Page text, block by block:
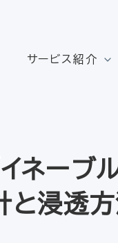
サービス紹介
イネー
浸透方